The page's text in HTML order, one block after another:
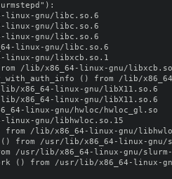
linux-gnu/libc.so.6
linux-gnu/libc.so.6
linux-gnu/libc.so.6
linux-gnu/libc.so.6
linux-gnu/libxcb.so.1
/lib/x86_64-linux-gnu/
() from /lib/
/lib/x86_64-linux-gnu/libX11.so.6
/lib/x86_64-linux-gnu/libX11.so.6
linux-gnu/hwloc/hwloc_gl.so
linux-gnu/libhwloc.so.15
from /lib/x86_64-linux-gnu/
() from /usr/lib/x86_64-linux-gnu/
/usr/lib/x86_64-linux-gnu/slurm-
() from /usr/lib/x86_64-linux-